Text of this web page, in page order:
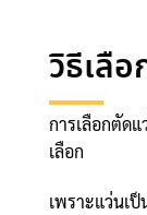
วิธีเลื
การเลือกตัด
เลือก
เพราะแว่นเ